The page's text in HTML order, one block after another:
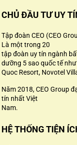
CHỦ ĐẦU TƯ UY
Tập đoàn CEO (CEO
Là một trong 20
tập đoàn uy tín ngành
dưỡng 5 sao quốc tế
Quoc Resort, Novotel
Năm 2018, CEO Group
tín nhất Việt
Nam.
HỆ THỐNG TIỆN